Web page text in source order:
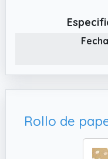
forma. También
cumpleaños,
cualquier otra
temporada.
✔️ Paquete:
regalo de
proyectos de